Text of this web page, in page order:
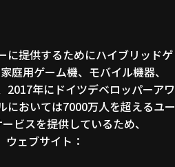
に提供するためにハイブリッドゲ
庭用ゲーム機、モバイル機器、
2017年にドイツデベロッパーアワ
おいては7000万人を超えるユー
ビスを提供しているため、
ェブサイト：